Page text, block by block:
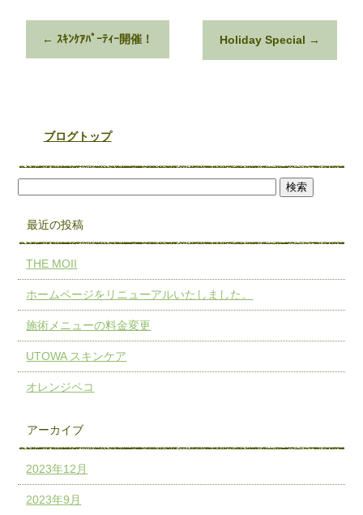
← ｽｷﾝｹｱﾊﾟｰﾃｨｰ開催！ Holiday Special →
ブログトップ
最近の投稿
THE MOII
ホームページをリニューアルいたしました。
施術メニューの料金変更
UTOWA スキンケア
オレンジペコ
アーカイブ
2023年12月
2023年9月